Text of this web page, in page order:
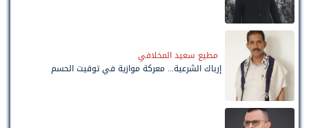
مطيع سعيد المخلافي
إرباك الشرعية... معركة موازية في توقيت الحسم